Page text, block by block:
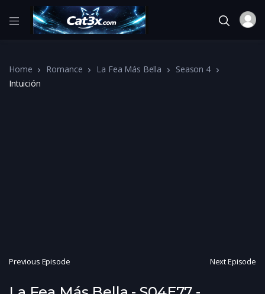
Home Romance La Fea Más Bella
Season 4
Intuición
Previous Episode Next Episode